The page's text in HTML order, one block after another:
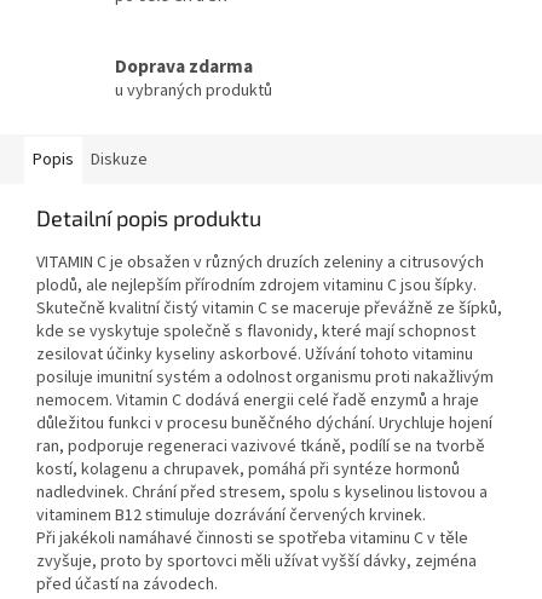
Doprava zdarma
u vybraných produktů
Popis Diskuze
Detailní popis produktu
VITAMIN C je obsažen v různých druzích zeleniny a citrusových
plodů, ale nejlepším přírodním zdrojem vitaminu C jsou šípky.
Skutečně kvalitní čistý vitamin C se maceruje převážně ze šípků,
kde se vyskytuje společně s flavonidy, které mají schopnost
zesilovat účinky kyseliny askorbové. Užívání tohoto vitaminu
posiluje imunitní systém a odolnost organismu proti nakažlivým
nemocem. Vitamin C dodává energii celé řadě enzymů a hraje
důležitou funkci v procesu buněčného dýchání. Urychluje hojení
ran, podporuje regeneraci vazivové tkáně, podílí se na tvorbě
kostí, kolagenu a chrupavek, pomáhá při syntéze hormonů
nadledvinek. Chrání před stresem, spolu s kyselinou listovou a
vitaminem B12 stimuluje dozrávání červených krvinek.
Při jakékoli namáhavé činnosti se spotřeba vitaminu C v těle
zvyšuje, proto by sportovci měli užívat vyšší dávky, zejména
před účastí na závodech.